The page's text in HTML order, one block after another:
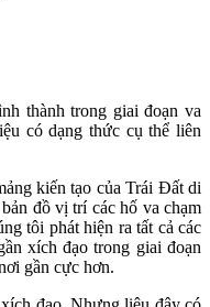
thành trong giai đoạn va
có dạng thức cụ thể liên
kiến tạo của Trái Đất di
đồ vị trí các hố va chạm
tôi phát hiện ra tất cả các
xích đạo trong giai đoạn
gần cực hơn.